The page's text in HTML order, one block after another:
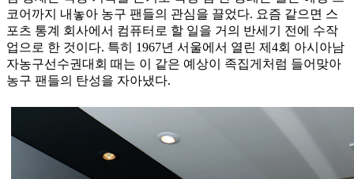
코어까지 내놓아 농구 팬들의 관심을 끌었다. 요즘 같으면 스
포츠 통계 회사에서 컴퓨터로 할 일을 거의 반세기 전에 수작
업으로 한 것이다. 특히 1967년 서울에서 열린 제4회 아시아남
자농구선수권대회 때는 이 같은 예상이 족집게처럼 들어맞아
농구 팬들의 탄성을 자아냈다.